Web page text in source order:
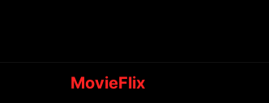
MovieFlix